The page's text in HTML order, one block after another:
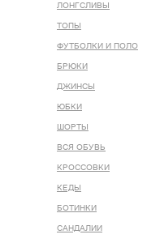
ЛОНГСЛИВЫ
ТОПЫ
ФУТБОЛКИ И ПОЛО
БРЮКИ
ДЖИНСЫ
ЮБКИ
ШОРТЫ
ВСЯ ОБУВЬ
КРОССОВКИ
КЕДЫ
БОТИНКИ
САНДАЛИИ